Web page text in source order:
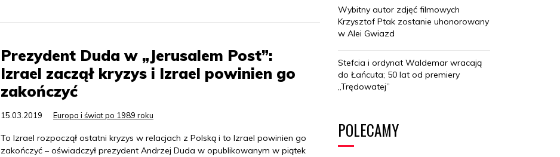
Prezydent Duda w „Jerusalem Post”:
Izrael zaczął kryzys i Izrael powinien go
zakończyć
15.03.2019 Europa i świat po 1989 roku
To Izrael rozpoczął ostatni kryzys w relacjach z Polską i to Izrael powinien go
zakończyć – oświadczył prezydent Andrzej Duda w opublikowanym w piątek
Wybitny autor zdjęć filmowych
Krzysztof Ptak zostanie uhonorowany
w Alei Gwiazd
Stefcia i ordynat Waldemar wracają
do Łańcuta; 50 lat od premiery
„Trędowatej”
POLECAMY